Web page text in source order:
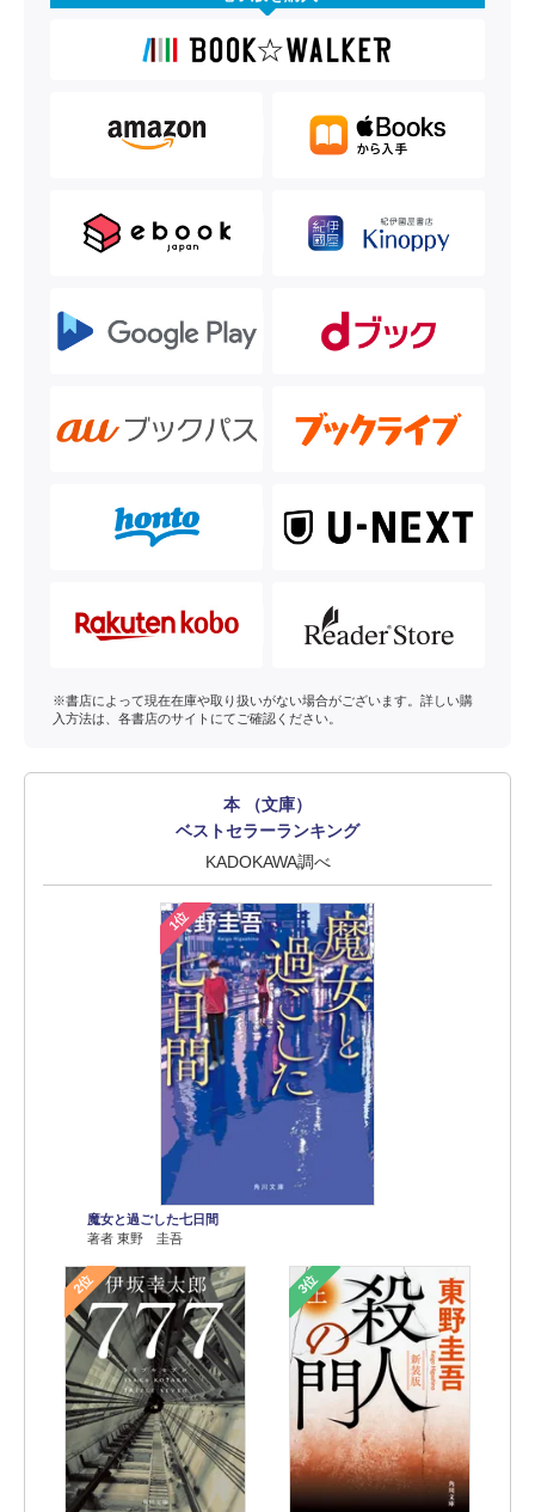
※書店によって現在在庫や取り扱いがない場合がございます。詳しい購
入方法は、各書店のサイトにてご確認ください。
本 （文庫）
ベストセラーランキング
KADOKAWA調べ
1位
魔女と過ごした七日間
著者 東野 圭吾
2位 3位